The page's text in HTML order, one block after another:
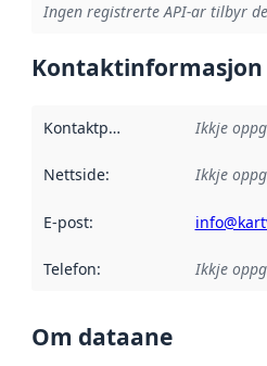
Ingen registrerte API-ar tilbyr
Kontaktinformasjon
Kontaktpunkt Ikkje
Nettside: Ikkje
E-post:
Telefon: Ikkje
Om dataane